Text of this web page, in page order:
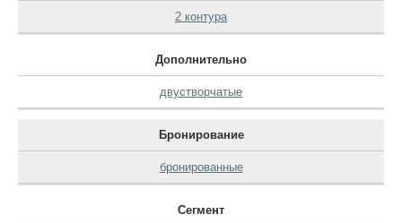
2 контура
Дополнительно
двустворчатые
Бронирование
бронированные
Сегмент